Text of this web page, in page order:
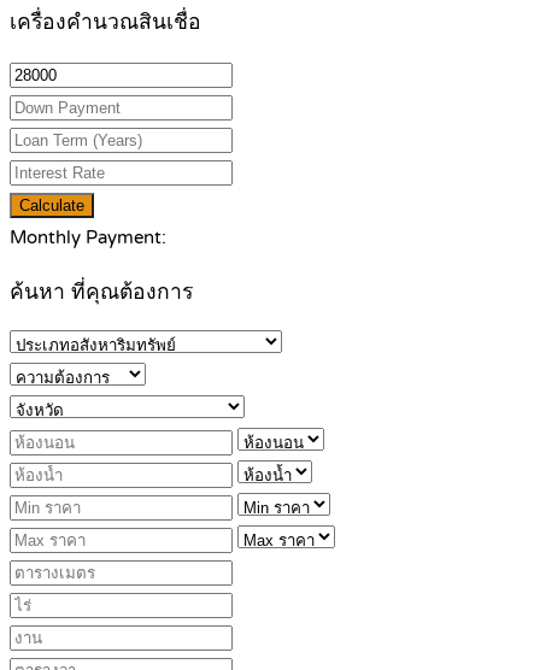
เครื่องคำนวณสินเชื่อ
Calculate
Monthly Payment:
ค้นหา ที่คุณต้องการ